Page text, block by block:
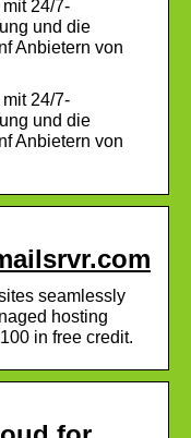
24/7-
und die
Anbietern von
24/7-
und die
Anbietern von
seamlessly
hosting
in free credit.